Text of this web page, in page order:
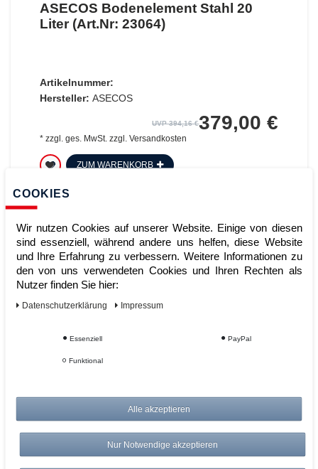
ASECOS Bodenelement Stahl 20
Liter (Art.Nr: 23064)
Artikelnummer:
Hersteller: ASECOS
UVP 394,16 €379,00 €
* zzgl. ges. MwSt.zzgl. Versandkosten
ZUM WARENKORB
Hersteller: ASECOS
UVP 352,56 €339,00 €
COOKIES
Wir nutzen Cookies auf unserer Website. Einige von diesen
sind essenziell, während andere uns helfen, diese Website
und Ihre Erfahrung zu verbessern. Weitere Informationen zu
den von uns verwendeten Cookies und Ihren Rechten als
Nutzer finden Sie hier:
Daten­schutz­erklärung Impressum
Essenziell PayPal
Funktional
Alle akzeptieren
Nur Notwendige akzeptieren